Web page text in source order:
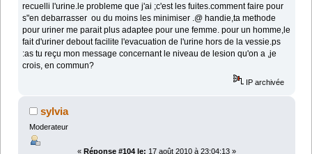
recuelli l'urine.le probleme que j'ai ;c'est les fuites.comment faire pour
s"en debarrasser ou du moins les minimiser .@ handie,ta methode
pour uriner me parait plus adaptee pour une femme. pour un homme,le
fait d'uriner debout facilite l'evacuation de l'urine hors de la vessie.ps
:as tu reçu mon message concernant le niveau de lesion qu'on a ,je
crois, en commun?
IP archivée
sylvia
Moderateur
« Réponse #104 le: 17 août 2010 à 23:04:13 »